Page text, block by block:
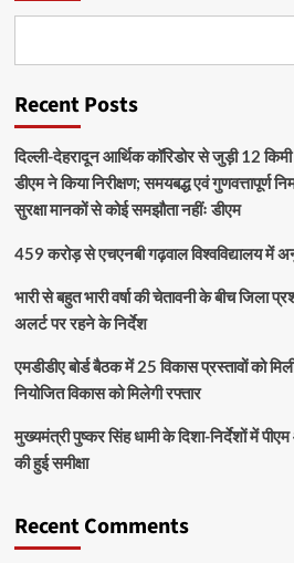
Recent Posts
दिल्ली-देहरादून आर्थिक कॉरिडोर से जुड़ी 12 किमी
डीएम ने किया निरीक्षण; समयबद्ध एवं गुणवत्तापूर्ण
सुरक्षा मानकों से कोई समझौता नहींः डीएम
459 करोड़ से एचएनबी गढ़वाल विश्वविद्यालय में
भारी से बहुत भारी वर्षा की चेतावनी के बीच जिला
अलर्ट पर रहने के निर्देश
एमडीडीए बोर्ड बैठक में 25 विकास प्रस्तावों को
नियोजित विकास को मिलेगी रफ्तार
मुख्यमंत्री पुष्कर सिंह धामी के दिशा-निर्देशों में
की हुई समीक्षा
Recent Comments